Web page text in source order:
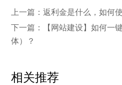
上一篇： 返利金是什么，如何
下一篇：
【网站建设】如何一
体）？
相关推荐
邮件推送和微信推送？